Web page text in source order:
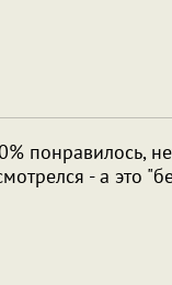
понравилось,
- а это